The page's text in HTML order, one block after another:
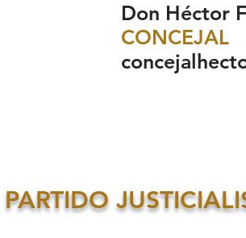
Don Héctor
CONCEJAL
PARTIDO